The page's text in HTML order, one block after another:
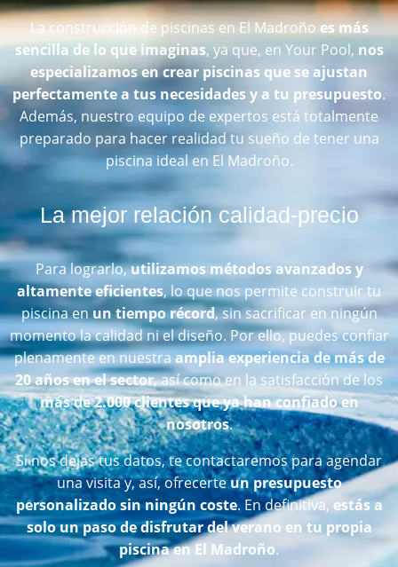
La construcción de piscinas en El Madroño es más
sencilla de lo que imaginas, ya que, en Your Pool, nos
especializamos en crear piscinas que se ajustan
perfectamente a tus necesidades y a tu presupuesto.
Además, nuestro equipo de expertos está totalmente
preparado para hacer realidad tu sueño de tener una
piscina ideal en El Madroño.
La mejor relación calidad-precio
Para lograrlo,utilizamos métodos avanzados y
altamente eficientes, lo que nos permite construir tu
piscina en un tiempo récord, sin sacrificar en ningún
momento la calidad ni el diseño. Por ello, puedes confiar
plenamente en nuestraamplia experiencia de más de
20 años en el sector, así como en la satisfacción de los
más de 2.000 clientes que ya han confiado en
nosotros.
Si nos dejas tus datos, te contactaremos para agendar
una visita y, así, ofrecerteun presupuesto
personalizado sin ningún coste. En definitiva, estás a
solo un paso de disfrutar del verano en tu propia
piscina en El Madroño.